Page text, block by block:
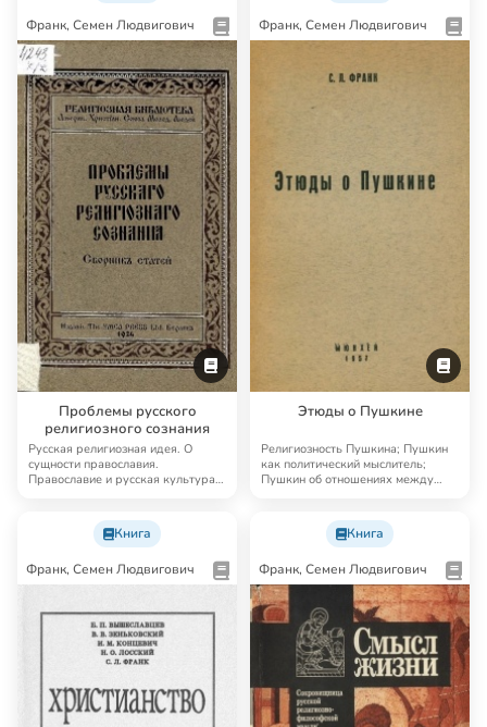
Франк, Семен Людвигович
Проблемы русского
религиозного сознания
Русская религиозная идея. О
сущности православия.
Православие и русская культура.
Франк, Семен Людвигович
Этюды о Пушкине
Религиозность Пушкина; Пушкин
как политический мыслитель;
Пушкин об отношениях между
Книга
Франк, Семен Людвигович
Книга
Франк, Семен Людвигович